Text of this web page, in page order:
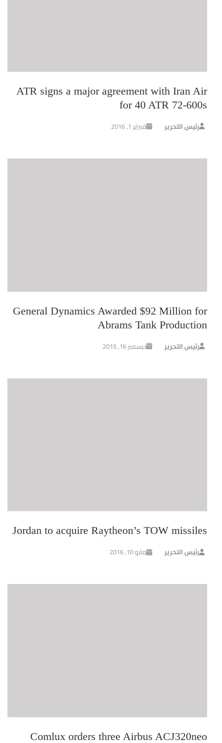
ATR signs a major agreement with Iran Air
for 40 ATR 72-600s
رئيس التحرير فبراير 1, 2016
General Dynamics Awarded $92 Million for
Abrams Tank Production
رئيس التحرير ديسمبر 16, 2015
Jordan to acquire Raytheon’s TOW missiles
رئيس التحرير مايو 10, 2016
Comlux orders three Airbus ACJ320neo